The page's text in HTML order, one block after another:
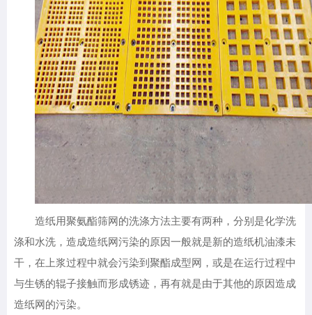
造纸用聚氨酯筛网的洗涤方法主要有两种，分别是化学洗
涤和水洗，造成造纸网污染的原因一般就是新的造纸机油漆未
干，在上浆过程中就会污染到聚酯成型网，或是在运行过程中
与生锈的辊子接触而形成锈迹，再有就是由于其他的原因造成
造纸网的污染。